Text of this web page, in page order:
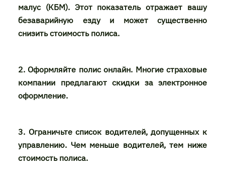
малус (КБМ). Этот показатель отражает вашу
безаварийную езду и может существенно
снизить стоимость полиса.
2. Оформляйте полис онлайн. Многие страховые
компании предлагают скидки за электронное
оформление.
3. Ограничьте список водителей, допущенных к
управлению. Чем меньше водителей, тем ниже
стоимость полиса.